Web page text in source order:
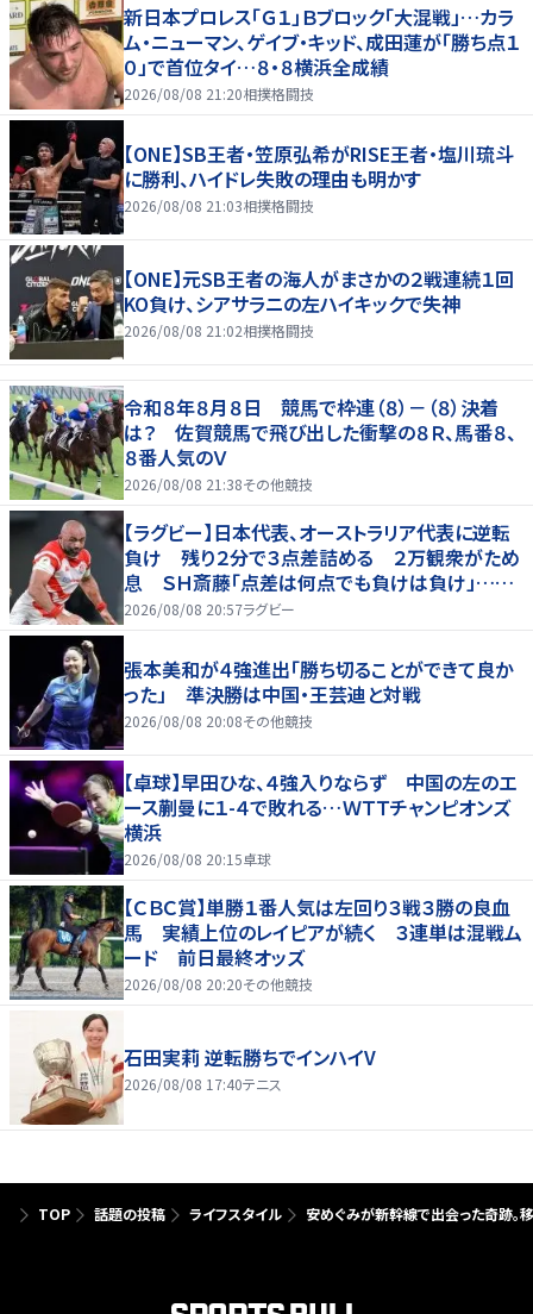
新日本プロレス「Ｇ１」Ｂブロック「大混戦」…カラ
ム・ニューマン、ゲイブ・キッド、成田蓮が「勝ち点１
０」で首位タイ…８・８横浜全成績
2026/08/08 21:20相撲格闘技
【ONE】SB王者・笠原弘希がRISE王者・塩川琉斗
に勝利、ハイドレ失敗の理由も明かす
2026/08/08 21:03相撲格闘技
【ONE】元SB王者の海人がまさかの２戦連続１回
KO負け、シアサラニの左ハイキックで失神
2026/08/08 21:02相撲格闘技
令和８年８月８日 競馬で枠連（８）－（８）決着
は？ 佐賀競馬で飛び出した衝撃の８Ｒ、馬番８、
８番人気のＶ
2026/08/08 21:38その他競技
【ラグビー】日本代表、オーストラリア代表に逆転
負け 残り２分で３点差詰める ２万観衆がため
息 ＳＨ斎藤「点差は何点でも負けは負け」…前
半にＳＯ伊藤龍が先制トライ、３２ー３５で惜敗
2026/08/08 20:57ラグビー
張本美和が４強進出「勝ち切ることができて良か
った」 準決勝は中国・王芸迪と対戦
2026/08/08 20:08その他競技
【卓球】早田ひな、４強入りならず 中国の左のエ
ース蒯曼に１-４で敗れる…ＷＴＴチャンピオンズ
横浜
2026/08/08 20:15卓球
【ＣＢＣ賞】単勝１番人気は左回り３戦３勝の良血
馬 実績上位のレイピアが続く ３連単は混戦ム
ード 前日最終オッズ
2026/08/08 20:20その他競技
石田実莉 逆転勝ちでインハイV
2026/08/08 17:40テニス
TOP 話題の投稿 ライフスタイル 安めぐみが新幹線で出会った奇跡。